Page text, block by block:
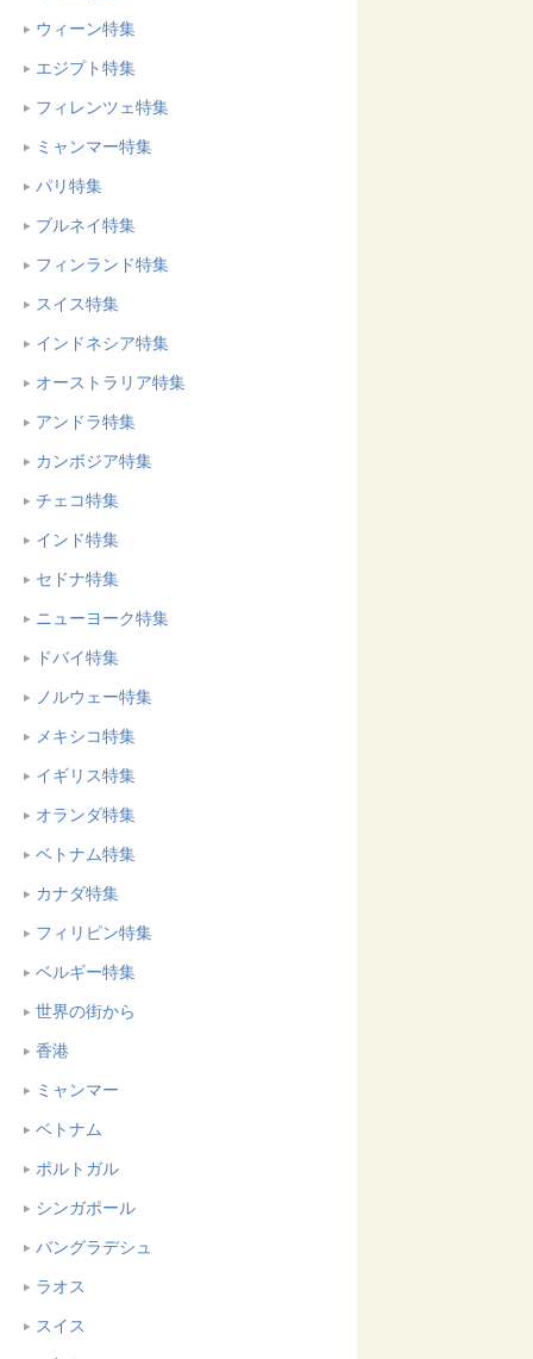
ウィーン特集
エジプト特集
フィレンツェ特集
ミャンマー特集
パリ特集
ブルネイ特集
フィンランド特集
スイス特集
インドネシア特集
オーストラリア特集
アンドラ特集
カンボジア特集
チェコ特集
インド特集
セドナ特集
ニューヨーク特集
ドバイ特集
ノルウェー特集
メキシコ特集
イギリス特集
オランダ特集
ベトナム特集
カナダ特集
フィリピン特集
ベルギー特集
世界の街から
香港
ミャンマー
ベトナム
ポルトガル
シンガポール
バングラデシュ
ラオス
スイス